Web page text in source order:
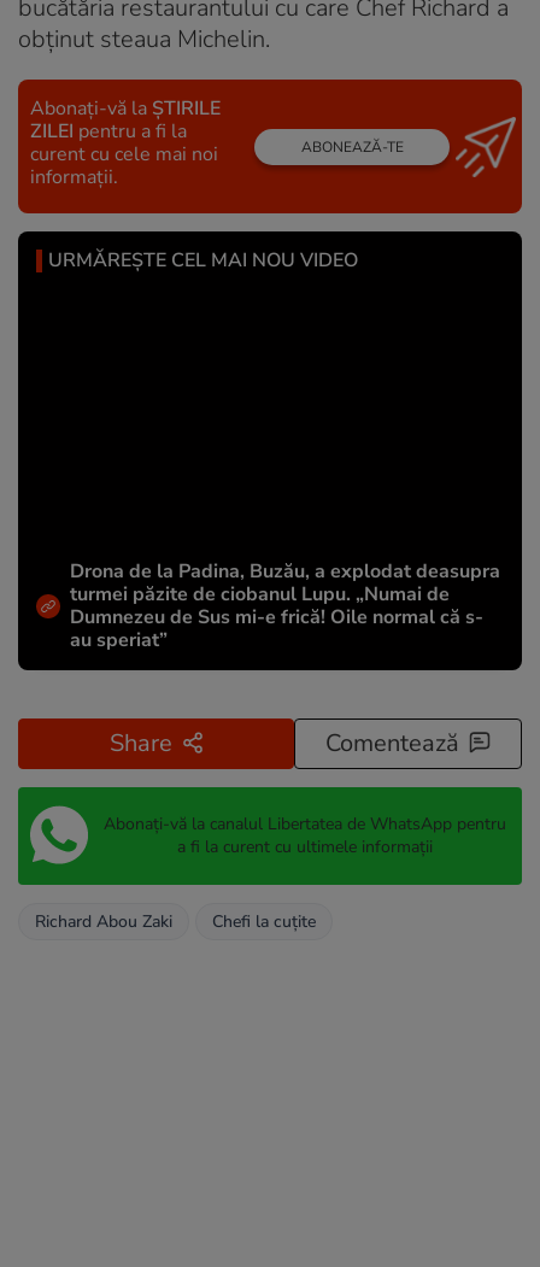
bucătăria restaurantului cu care Chef Richard a
obținut steaua Michelin.
Abonați-vă la ȘTIRILE
ZILEI pentru a fi la
curent cu cele mai noi
informații.
ABONEAZĂ-TE
URMĂREȘTE CEL MAI NOU VIDEO
Drona de la Padina, Buzău, a explodat deasupra
turmei păzite de ciobanul Lupu. „Numai de
Dumnezeu de Sus mi-e frică! Oile normal că s-
au speriat”
Share Comentează
Abonați-vă la canalul Libertatea de WhatsApp pentru
a fi la curent cu ultimele informații
Richard Abou Zaki Chefi la cuțite